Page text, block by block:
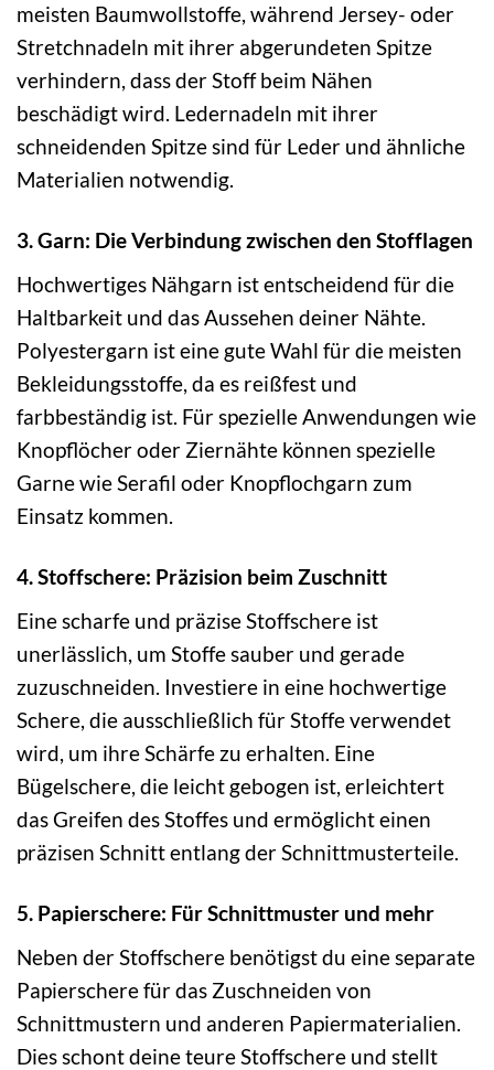
meisten Baumwollstoffe, während Jersey- oder
Stretchnadeln mit ihrer abgerundeten Spitze
verhindern, dass der Stoff beim Nähen
beschädigt wird. Ledernadeln mit ihrer
schneidenden Spitze sind für Leder und ähnliche
Materialien notwendig.
3. Garn: Die Verbindung zwischen den Stofflagen
Hochwertiges Nähgarn ist entscheidend für die
Haltbarkeit und das Aussehen deiner Nähte.
Polyestergarn ist eine gute Wahl für die meisten
Bekleidungsstoffe, da es reißfest und
farbbeständig ist. Für spezielle Anwendungen wie
Knopflöcher oder Ziernähte können spezielle
Garne wie Serafil oder Knopflochgarn zum
Einsatz kommen.
4. Stoffschere: Präzision beim Zuschnitt
Eine scharfe und präzise Stoffschere ist
unerlässlich, um Stoffe sauber und gerade
zuzuschneiden. Investiere in eine hochwertige
Schere, die ausschließlich für Stoffe verwendet
wird, um ihre Schärfe zu erhalten. Eine
Bügelschere, die leicht gebogen ist, erleichtert
das Greifen des Stoffes und ermöglicht einen
präzisen Schnitt entlang der Schnittmusterteile.
5. Papierschere: Für Schnittmuster und mehr
Neben der Stoffschere benötigst du eine separate
Papierschere für das Zuschneiden von
Schnittmustern und anderen Papiermaterialien.
Dies schont deine teure Stoffschere und stellt